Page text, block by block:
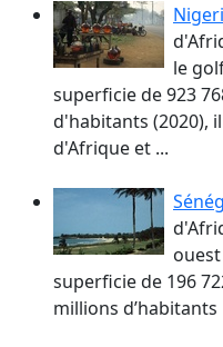
le
superficie de 923
d'habitants (2020),
d'Afrique et ...
superficie de 196
millions d’habitants